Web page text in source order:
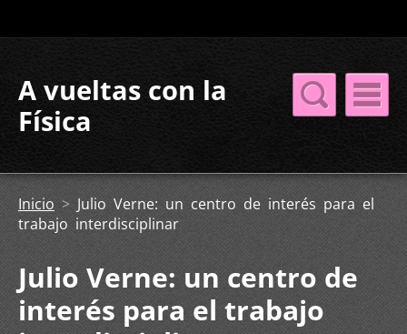
A vueltas con la
Física
Inicio > Julio Verne: un centro de interés para el
trabajo interdisciplinar
Julio Verne: un centro de
interés para el trabajo